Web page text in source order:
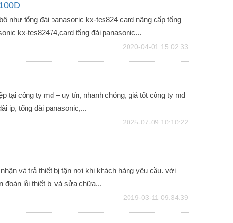
Tổng Đài IP Dinstar UC200
Pro V2
Tổng Đài IP Dinstar UC200
Pro V1
3,700,000₫
như tổng đài panasonic kx-tes824 card nâng cấp tổng
kx-tes82474,card tổng đài panasonic...
2020-04-01 15:02:33
tại công ty md – uy tín, nhanh chóng, giá tốt công ty md
ip, tổng đài panasonic,...
2025-07-09 10:10:22
và trả thiết bị tận nơi khi khách hàng yêu cầu. với
đoán lỗi thiết bị và sửa chữa...
2019-03-11 09:34:39